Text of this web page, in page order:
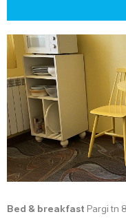
Bed & breakfast Pargi tn